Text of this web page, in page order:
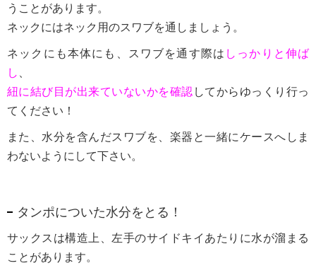
うことがあります。
ネックにはネック用のスワブを通しましょう。
ネックにも本体にも、スワブを通す際は しっかりと伸ば
し 、
紐に結び目が出来ていないかを確認 してからゆっくり行っ
てください！
また、水分を含んだスワブを、楽器と一緒にケースへしま
わないようにして下さい。
タンポについた水分をとる！
サックスは構造上、左手のサイドキイあたりに水が溜まる
ことがあります。